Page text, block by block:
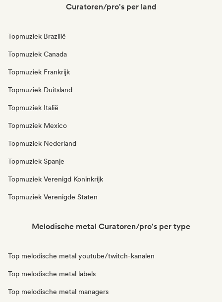
Curatoren/pro's per land
Topmuziek Brazilië
Topmuziek Canada
Topmuziek Frankrijk
Topmuziek Duitsland
Topmuziek Italië
Topmuziek Mexico
Topmuziek Nederland
Topmuziek Spanje
Topmuziek Verenigd Koninkrijk
Topmuziek Verenigde Staten
Melodische metal Curatoren/pro's per type
Top melodische metal youtube/twitch-kanalen
Top melodische metal labels
Top melodische metal managers